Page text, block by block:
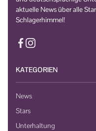
aktuelle News über alle
Schlagerhimmel!
KATEGORIEN
News
Stars
Unterhaltung